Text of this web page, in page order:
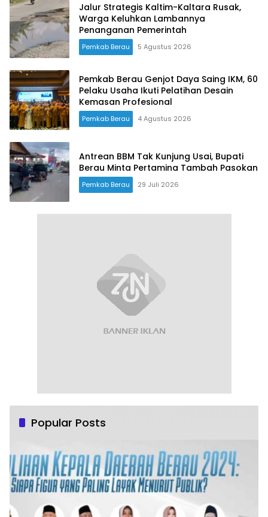
Jalur Strategis Kaltim-Kaltara Rusak,
Warga Keluhkan Lambannya
Penanganan Pemerintah
Pemkab Berau 5 Agustus 2026
Pemkab Berau Genjot Daya Saing IKM, 60
Pelaku Usaha Ikuti Pelatihan Desain
Kemasan Profesional
Pemkab Berau 4 Agustus 2026
Antrean BBM Tak Kunjung Usai, Bupati
Berau Minta Pertamina Tambah Pasokan
Pemkab Berau 29 Juli 2026
Popular Posts